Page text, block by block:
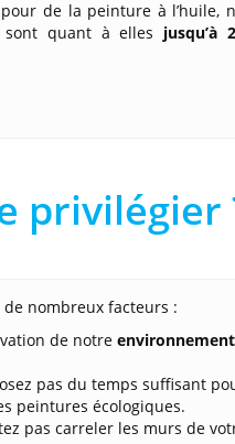
de la peinture à l’huile,
sont quant à elles jusqu’à
privilégier
de nombreux facteurs :
de notre
pas du temps suffisant
peintures écologiques.
pas carreler les murs de